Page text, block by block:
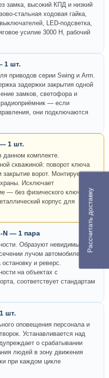
замка, высокий КПД и низкий
стальная ходовая гайка,
LED-подсветка,
усилие 3000 Н, рабочий
1 шт.
приводов серии Swing и Arm.
задержки закрытия одной
замков, светофора и
— если
они подключаются
— 1 шт.
комплекте.
скважиной: поворот ключа
ворот. Монтируется
Исключает
— без физического ключа
корпус для
N — 1 пара
Образуют невидимый луч
лучом автомобилем или
и реверс.
на объектах с
соответствует стандартам
шт.
оповещения персонала и
Устанавливается над
о срабатывании
людей в зону движения
при каждом цикле
Рассчитать доставку